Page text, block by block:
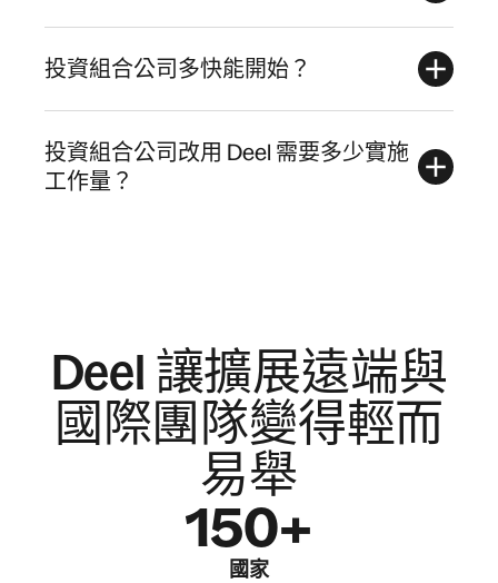
投資組合公司多快能開始？
投資組合公司改用 Deel 需要多少實施
工作量？
Deel 讓擴展遠端與
國際團隊變得輕而
易舉
150+
國家